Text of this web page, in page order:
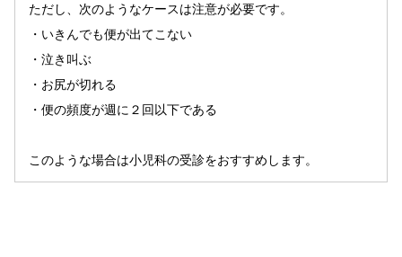
ただし、次のようなケースは注意が必要です。
・いきんでも便が出てこない
・泣き叫ぶ
・お尻が切れる
・便の頻度が週に２回以下である
このような場合は小児科の受診をおすすめします。